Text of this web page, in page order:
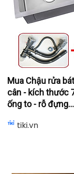
Mua Chậu rửa
cân - kích thước
ống to - rỗ đựng...
tiki.vn